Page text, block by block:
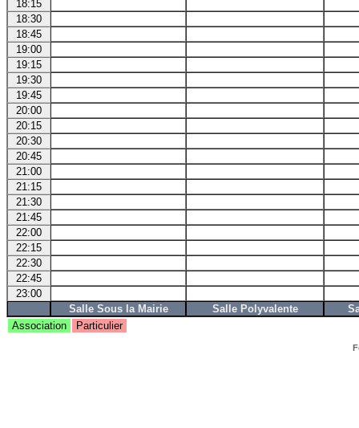
18:15
18:30
18:45
19:00
19:15
19:30
19:45
20:00
20:15
20:30
20:45
21:00
21:15
21:30
21:45
22:00
22:15
22:30
22:45
23:00
Salle Sous la Mairie
Salle Polyvalente
Association
Particulier